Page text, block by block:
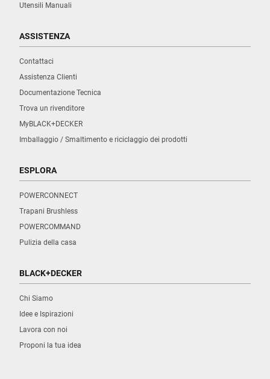
Utensili Manuali
ASSISTENZA
Contattaci
Assistenza Clienti
Documentazione Tecnica
Trova un rivenditore
MyBLACK+DECKER
Imballaggio / Smaltimento e riciclaggio dei prodotti
ESPLORA
POWERCONNECT
Trapani Brushless
POWERCOMMAND
Pulizia della casa
BLACK+DECKER
Chi Siamo
Idee e Ispirazioni
Lavora con noi
Proponi la tua idea